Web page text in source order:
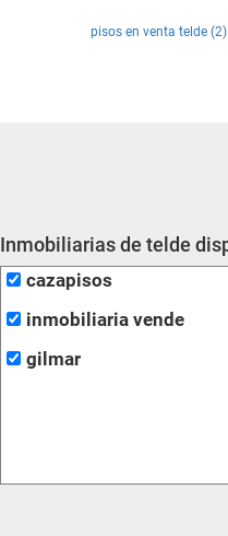
pisos en venta telde (2)
Inmobiliarias de telde
cazapisos
inmobiliaria vende
gilmar